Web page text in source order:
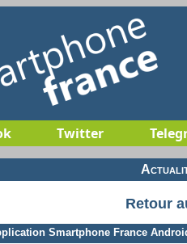
Twitter
Retour
Smartphone France